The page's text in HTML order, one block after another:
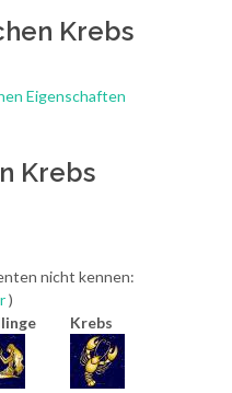
Krebs
Eigenschaften
Krebs
nicht kennen:
)
Krebs